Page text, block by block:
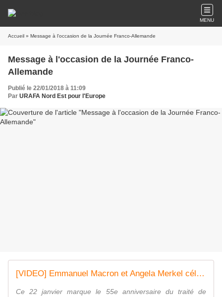
MENU
Accueil » Message à l'occasion de la Journée Franco-Allemande
Message à l'occasion de la Journée Franco-
Allemande
Publié le 22/01/2018 à 11:09
Par URAFA Nord Est pour l'Europe
[VIDEO] Emmanuel Macron et Angela Merkel célèbrent l'amitié Franco-Allemande
Ce 22 janvier marque le 55e anniversaire du traité de